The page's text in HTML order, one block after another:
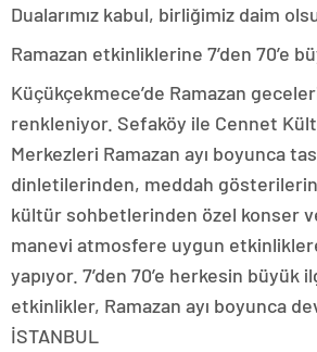
Dualarımız kabul, birliğimiz daim
Ramazan etkinliklerine 7’den 70’e
Küçükçekmece’de Ramazan
renkleniyor. Sefaköy ile Cennet
Merkezleri Ramazan ayı boyunca
dinletilerinden, meddah
kültür sohbetlerinden özel konser
manevi atmosfere uygun
yapıyor. 7’den 70’e herkesin büyük
etkinlikler, Ramazan ayı boyunca
İSTANBUL